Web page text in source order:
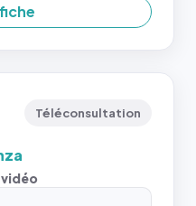
Téléconsultation